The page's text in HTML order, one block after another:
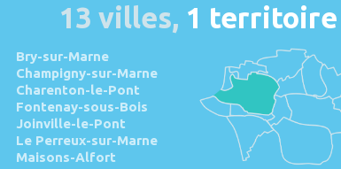
13 villes, 1 territoire
Bry-sur-Marne
Champigny-sur-Marne
Charenton-le-Pont
Fontenay-sous-Bois
Joinville-le-Pont
Le Perreux-sur-Marne
Maisons-Alfort